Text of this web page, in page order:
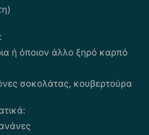
ή όποιον άλλο ξηρό καρπό
σοκολάτας, κουβερτούρα